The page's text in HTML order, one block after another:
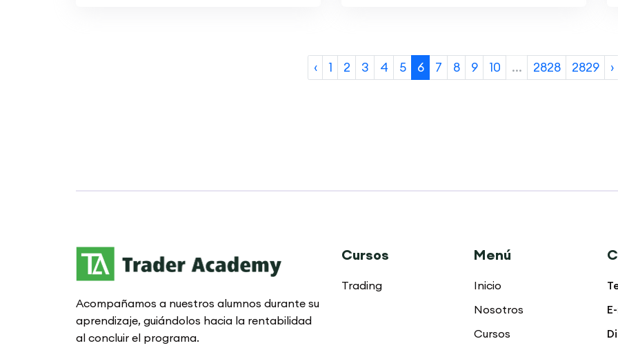
‹ 1 2 3 4 5 6 7 8 9 10 ... 2828 2829 ›
Acompañamos a nuestros alumnos durante su
aprendizaje, guiándolos hacia la rentabilidad
al concluir el programa.
Cursos
Trading
Menú
Inicio
Nosotros
Cursos